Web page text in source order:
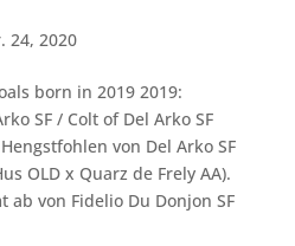
24, 2020
born in 2019 2019:
SF / Colt of Del Arko SF
von Del Arko SF
OLD x Quarz de Frely AA).
von Fidelio Du Donjon SF